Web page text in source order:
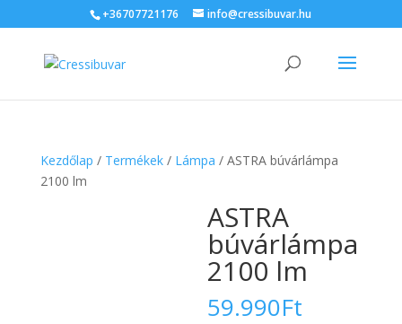
+36707721176 info@cressibuvar.hu
Kezdőlap / Termékek/ Lámpa / ASTRA búvárlámpa
2100 lm
ASTRA
búvárlámpa
2100 lm
59.990Ft